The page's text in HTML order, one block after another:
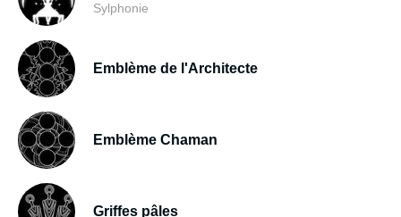
Sylphonie
Emblème de l'Architecte
Emblème Chaman
Griffes pâles